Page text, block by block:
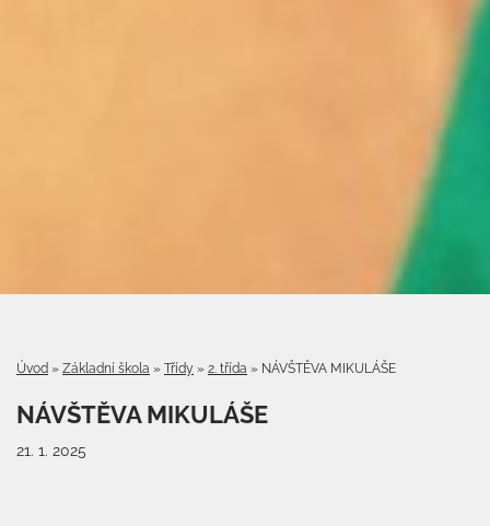
Úvod » Základní škola » Třídy » 2. třída » NÁVŠTĚVA MIKULÁŠE
NÁVŠTĚVA MIKULÁŠE
21. 1. 2025